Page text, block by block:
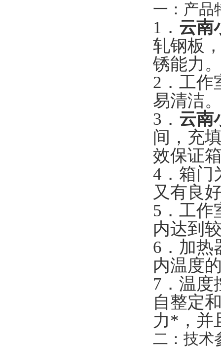
一：产品
1． 云南
轧钢板
锈能力
2．工作
易清洁
3． 云南
间，充
效保证
4．箱门
又有良
5．工作
内达到
6．加热
内温度
7．温度
自整定
力*，并
二：技术